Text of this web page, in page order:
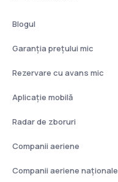
Blogul
Garanția prețului mic
Rezervare cu avans mic
Aplicație mobilă
Radar de zboruri
Companii aeriene
Companii aeriene naţionale